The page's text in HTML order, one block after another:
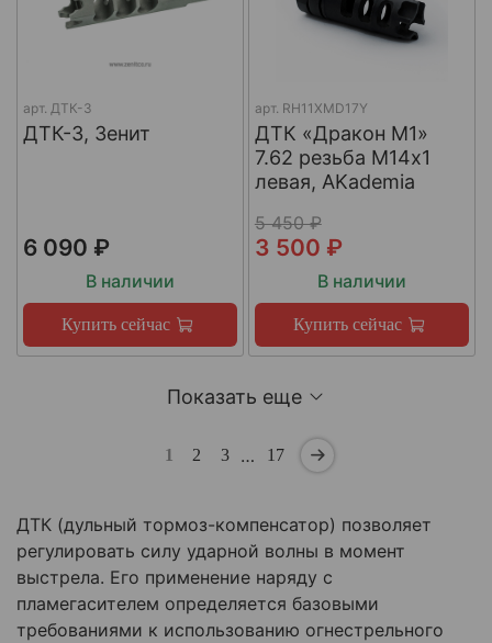
арт. ДТК-3
ДТК-3, Зенит
6 090 ₽
В наличии
Купить сейчас
арт. RH11XMD17Y
ДТК «Дракон М1»
7.62 резьба М14х1
левая, AKademia
5 450 ₽
3 500 ₽
В наличии
Купить сейчас
Показать еще
1 2 3 … 17
ДТК (дульный тормоз-компенсатор) позволяет
регулировать силу ударной волны в момент
выстрела. Его применение наряду с
пламегасителем определяется базовыми
требованиями к использованию огнестрельного